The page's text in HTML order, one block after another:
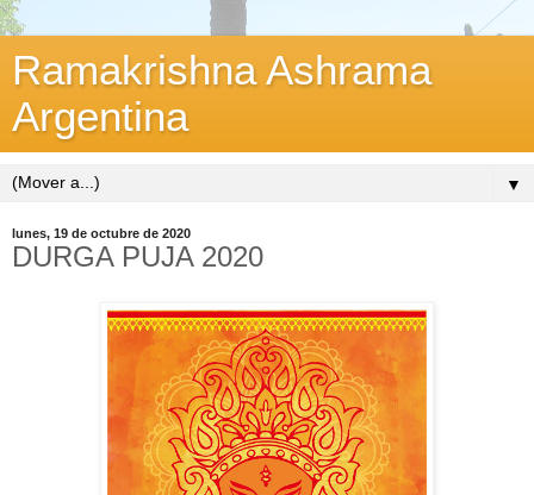
Ramakrishna Ashrama
Argentina
▼
lunes, 19 de octubre de 2020
DURGA PUJA 2020